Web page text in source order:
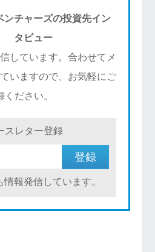
ンチャーズの投資先イン
タビュー
しています。合わせてメ
いますので、お気軽にご
ください。
スレター登録
情報発信しています。